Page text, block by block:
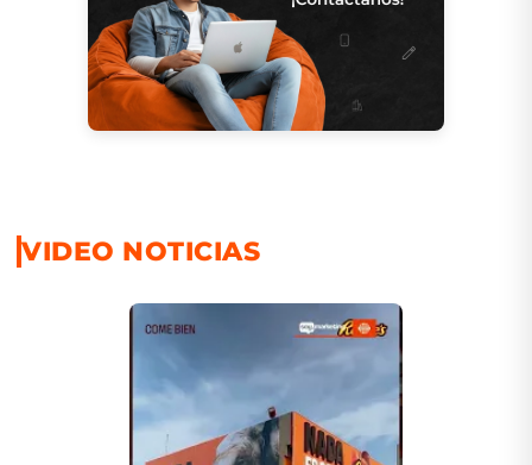
VIDEO NOTICIAS